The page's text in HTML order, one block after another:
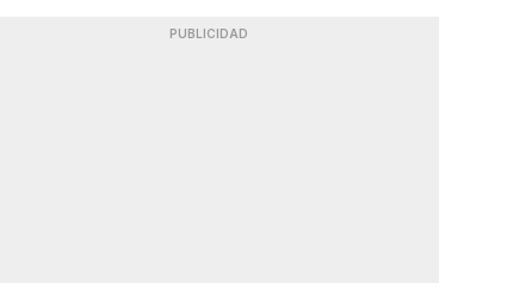
PUBLICIDAD